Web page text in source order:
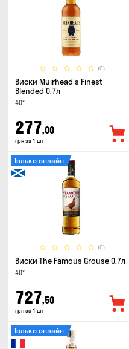
(0)
Виски Muirhead's Finest
Blended 0.7л
40°
277,00
грн за 1 шт
(0)
Только онлайн
Виски The Famous Grouse 0.7л
40°
727,50
грн за 1 шт
Только онлайн